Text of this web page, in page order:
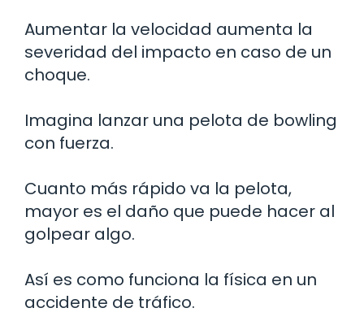
Aumentar la velocidad aumenta la
severidad del impacto en caso de un
choque.
Imagina lanzar una pelota de bowling
con fuerza.
Cuanto más rápido va la pelota,
mayor es el daño que puede hacer al
golpear algo.
Así es como funciona la física en un
accidente de tráfico.